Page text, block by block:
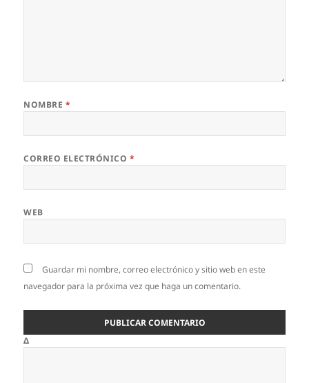
NOMBRE *
CORREO ELECTRÓNICO *
WEB
Guardar mi nombre, correo electrónico y sitio web en este
navegador para la próxima vez que haga un comentario.
Δ